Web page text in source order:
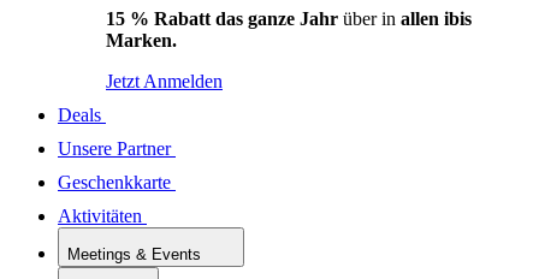
15 % Rabatt das ganze Jahr über in allen ibis
Marken.
Jetzt Anmelden
Deals
Unsere Partner
Geschenkkarte
Aktivitäten
Meetings & Events